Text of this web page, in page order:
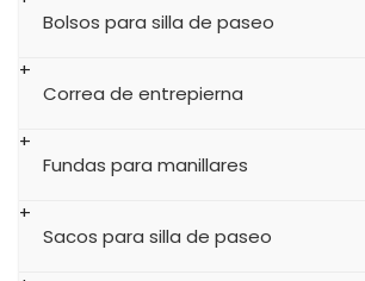
Bolsos para silla de paseo
Correa de entrepierna
Fundas para manillares
Sacos para silla de paseo